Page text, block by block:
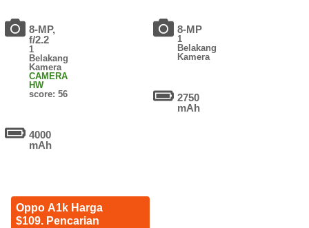
8-MP,
f/2.2
1
Belakang
Kamera
CAMERA
HW
score: 56
4000
mAh
Oppo A1k Harga
$109. Pencarian
8-MP
1
Belakang
Kamera
2750
mAh